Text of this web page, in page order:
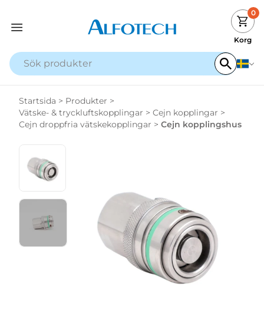
0
Korg
Startsida > Produkter >
Vätske- & tryckluftskopplingar > Cejn kopplingar >
Cejn droppfria vätskekopplingar > Cejn kopplingshus